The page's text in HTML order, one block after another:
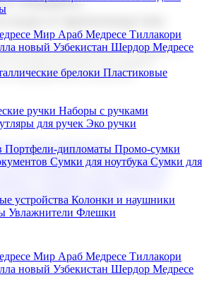
Мир Араб Медресе Тиллакори
новый Узбекистан Шердор Медресе
брелоки Пластиковые
ручки Наборы с ручками
для ручек Эко ручки
Портфели-дипломаты Промо-сумки
Сумки для ноутбука Сумки для
устройства Колонки и наушники
Увлажнители Флешки
и производство
выбор корпоративных подарков и
В нашем каталоге вы найдете
мероприятия и клиентов.
наборы Кошельки
ручекНаборы с аккумуляторами
воды
Наборы с ежедневниками
наборыЧайные наборы
Мир Араб Медресе Тиллакори
новый Узбекистан Шердор Медресе